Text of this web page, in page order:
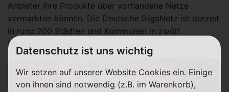
Anbieter ihre Produkte über vorhandene Netze
vermarkten können. Die Deutsche GigaNetz ist derzeit
in rund 200 Städten und Kommunen in zwölf
Bundesländern aktiv.
Datenschutz ist uns wichtig
Wir setzen auf unserer Website Cookies ein. Einige
von ihnen sind notwendig (z.B. im Warenkorb),